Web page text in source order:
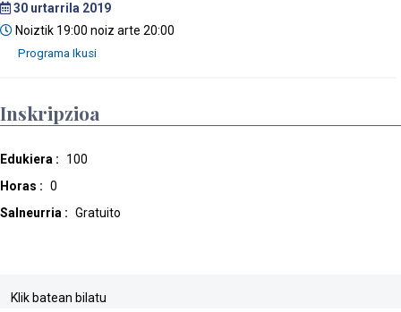
30 urtarrila 2019
Noiztik 19:00 noiz arte 20:00
Inskripzioa
Edukiera :
100
Horas : 0
Salneurria : Gratuito
Klik batean bilatu